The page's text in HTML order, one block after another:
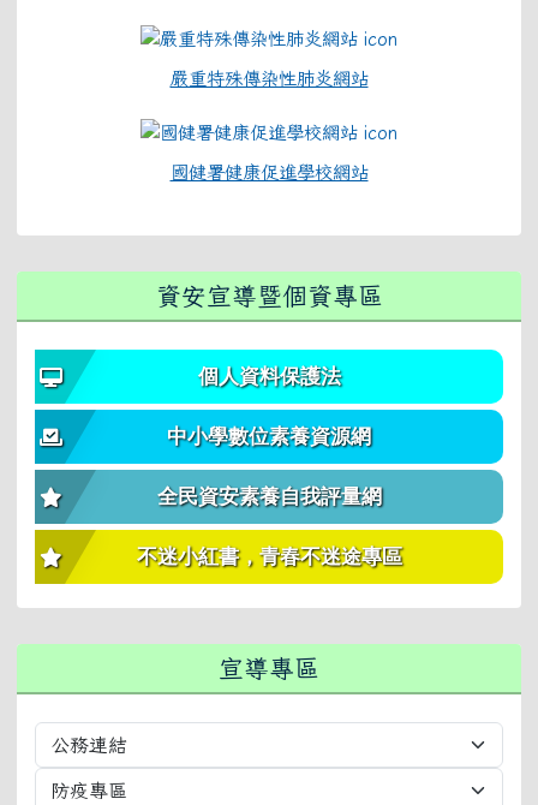
嚴重特殊傳染性肺炎網站
國健署健康促進學校網站
資安宣導暨個資專區
個人資料保護法
中小學數位素養資源網
全民資安素養自我評量網
不迷小紅書，青春不迷途專區
宣導專區